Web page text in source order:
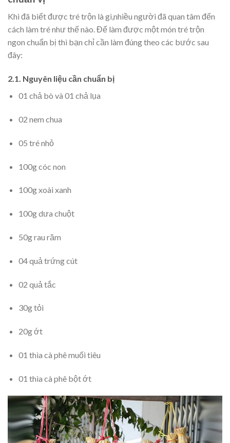
Khi đã biết được tré trộn là gì,nhiều người đã quan tâm đến
cách làm tré như thế nào. Để làm được một món tré trộn
ngon chuẩn bị thì bạn chỉ cần làm đúng theo các bước sau
đây:
2.1. Nguyên liệu cần chuẩn bị
01 chả bò và 01 chả lụa
02 nem chua
05 tré nhỏ
100g cóc non
100g xoài xanh
100g dưa chuột
50g rau răm
04 quả trứng cút
02 quả tắc
30g tỏi
20g ớt
01 thìa cà phê muối tiêu
01 thìa cà phê bột ớt